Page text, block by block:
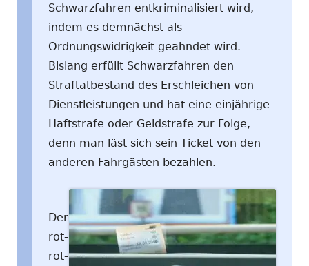
Schwarzfahren entkriminalisiert wird,
indem es demnächst als
Ordnungswidrigkeit geahndet wird.
Bislang erfüllt Schwarzfahren den
Straftatbestand des Erschleichen von
Dienstleistungen und hat eine einjährige
Haftstrafe oder Geldstrafe zur Folge,
denn man läst sich sein Ticket von den
anderen Fahrgästen bezahlen.
Der
rot-
rot-